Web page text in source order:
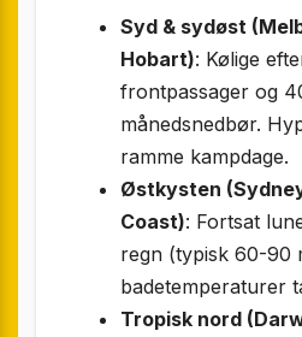
Syd & sydøst
Hobart): Kølige
frontpassager og
månedsnedbør.
ramme kampdage.
Østkysten
Coast): Fortsat
regn (typisk 60-90
badetemperaturer
Tropisk nord